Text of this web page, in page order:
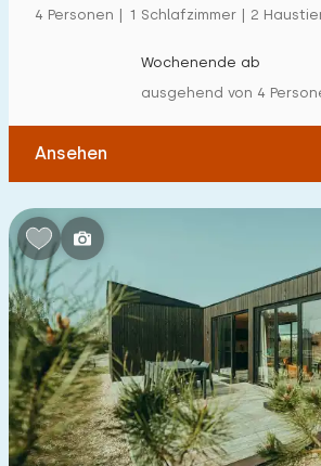
4 Personen | 1 Schlafzimmer | 2
Wochenende ab
ausgehend von 4
Ansehen